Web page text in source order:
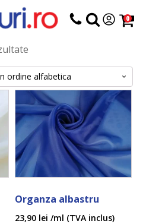
0
Organza albastru
23,90 lei /ml (TVA inclus)